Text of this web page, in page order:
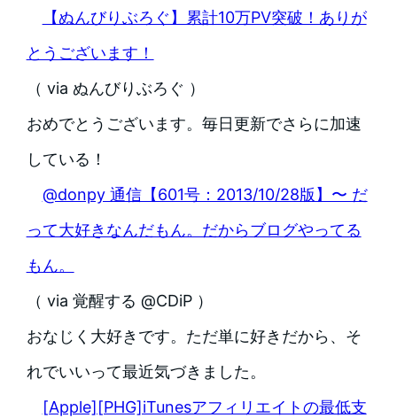
【ぬんびりぶろぐ】累計10万PV突破！ありが
とうございます！
（ via ぬんびりぶろぐ ）
おめでとうございます。毎日更新でさらに加速
している！
@donpy 通信【601号：2013/10/28版】〜 だ
って大好きなんだもん。だからブログやってる
もん。
（ via 覚醒する @CDiP ）
おなじく大好きです。ただ単に好きだから、そ
れでいいって最近気づきました。
[Apple][PHG]iTunesアフィリエイトの最低支